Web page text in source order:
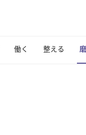
働く 整える